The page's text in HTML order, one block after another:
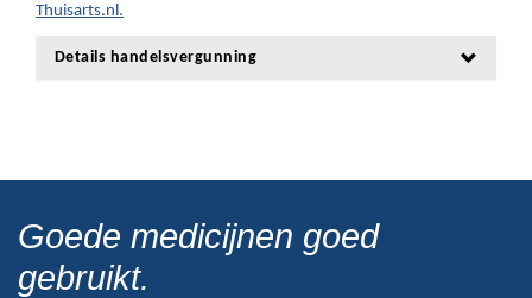
Thuisarts.nl.
Details handelsvergunning
Goede medicijnen goed
gebruikt.